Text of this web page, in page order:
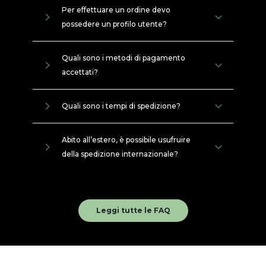
navigate_next
Per effettuare un ordine devo
possedere un profilo utente?
navigate_next
Quali sono i metodi di pagamento
accettati?
navigate_next Quali sono i tempi di spedizione?
navigate_next
Abito all’estero, è possibile usufruire
della spedizione internazionale?
Leggi tutte le FAQ